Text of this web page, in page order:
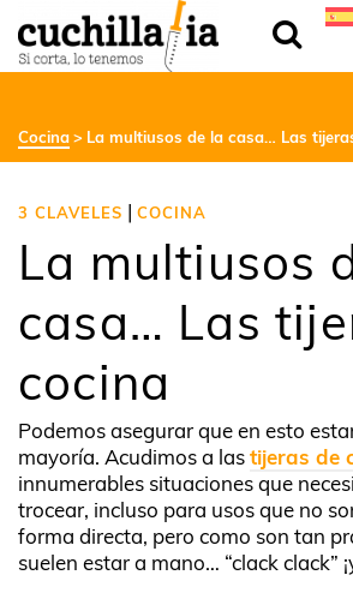
Cocina La multiusos de la casa… Las
3 CLAVELES | COCINA
La multiusos
casa… Las
cocina
Podemos asegurar que en esto
mayoría. Acudimos a lastijeras de
innumerables situaciones que
trocear, incluso para usos que no
forma directa, pero como son tan
suelen estar a mano… “clack clack”